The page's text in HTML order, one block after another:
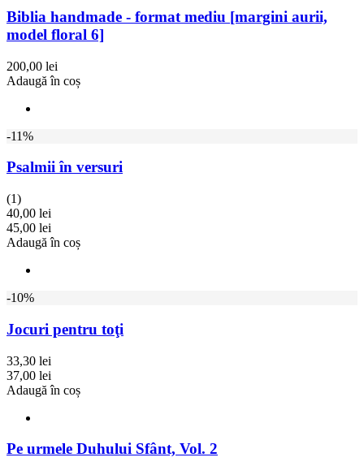
Biblia handmade - format mediu [margini aurii,
model floral 6]
200,00 lei
Adaugă în coș
-11%
Psalmii în versuri
(1)
40,00 lei
45,00 lei
Adaugă în coș
-10%
Jocuri pentru toţi
33,30 lei
37,00 lei
Adaugă în coș
Pe urmele Duhului Sfânt, Vol. 2